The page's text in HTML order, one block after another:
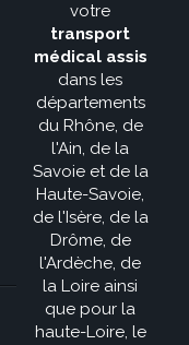
votre
transport
médical assis
dans les
départements
du Rhône, de
l'Ain, de la
Savoie et de la
Haute-Savoie,
de l'Isère, de la
Drôme, de
l'Ardèche, de
la Loire ainsi
que pour la
haute-Loire, le